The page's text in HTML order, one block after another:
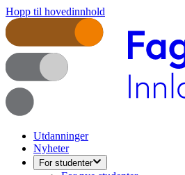
Hopp til hovedinnhold
Utdanninger
Nyheter
For studenter